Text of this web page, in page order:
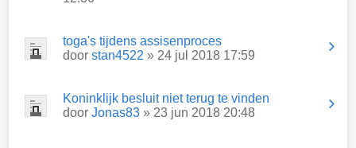
toga's tijdens assisenproces
door stan4522 » 24 jul 2018 17:59
Koninklijk besluit niet terug te vinden
door Jonas83 » 23 jun 2018 20:48